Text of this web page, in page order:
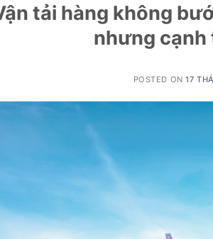
tải hàng không
nhưng cạnh
POSTED ON17